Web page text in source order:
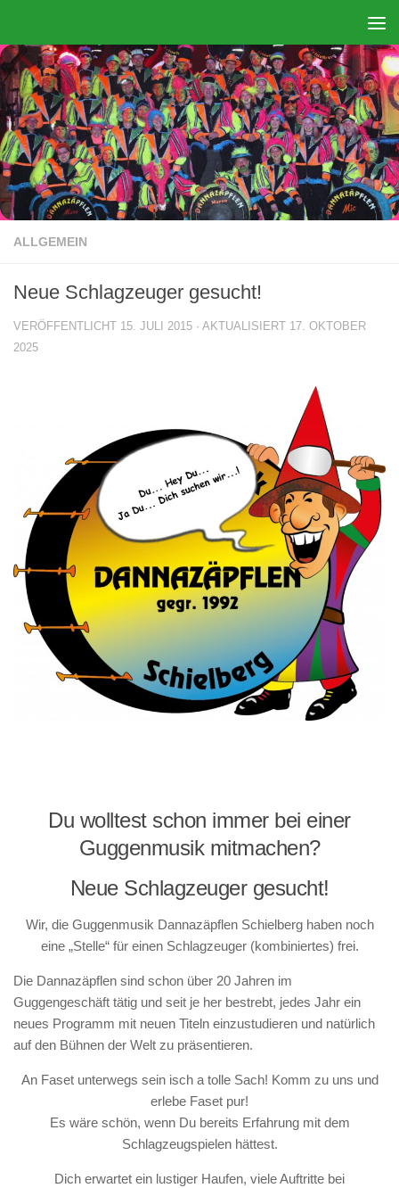
ALLGEMEIN
Neue Schlagzeuger gesucht!
VERÖFFENTLICHT 15. JULI 2015 · AKTUALISIERT 17. OKTOBER
2025
Du wolltest schon immer bei einer
Guggenmusik mitmachen?
Neue Schlagzeuger gesucht!
Wir, die Guggenmusik Dannazäpflen Schielberg haben noch
eine „Stelle“ für einen Schlagzeuger (kombiniertes) frei.
Die Dannazäpflen sind schon über 20 Jahren im
Guggengeschäft tätig und seit je her bestrebt, jedes Jahr ein
neues Programm mit neuen Titeln einzustudieren und natürlich
auf den Bühnen der Welt zu präsentieren.
An Faset unterwegs sein isch a tolle Sach! Komm zu uns und
erlebe Faset pur!
Es wäre schön, wenn Du bereits Erfahrung mit dem
Schlagzeugspielen hättest.
Dich erwartet ein lustiger Haufen, viele Auftritte bei